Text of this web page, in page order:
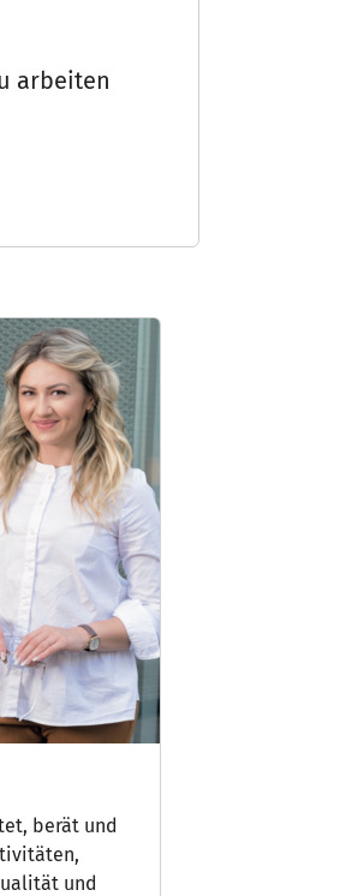
arbeiten
berät und
und